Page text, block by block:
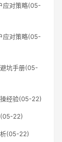
应对策略(05-
应对策略(05-
坑手册(05-
操经验(05-22)
(05-22)
析(05-22)